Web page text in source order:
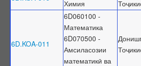
ба дарёфти унвони илмӣ
Эътирофи баробарарзишии ҳуҷҷатҳо
Аттестатсияи такрорӣ
Химия
6D.KOA-011
6D060100 -
Математика
6D070500 -
Амсиласозии
математикӣ ва